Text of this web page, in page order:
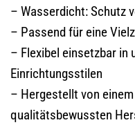
– Wasserdicht: Schutz
– Passend für eine
– Flexibel einsetzbar in
Einrichtungsstilen
– Hergestellt von
qualitätsbewussten